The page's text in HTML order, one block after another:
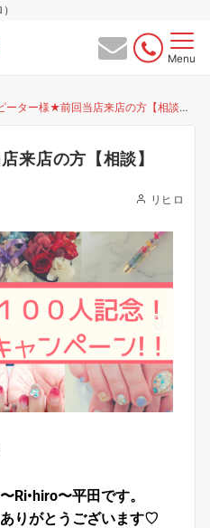
Menu
ーター様★前回当店来店の方【相談】
来店の方【相談】
リヒロ
Ri•hiro〜平田です。
りがとうございます♡